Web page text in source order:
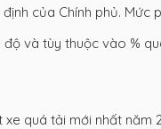
của Chính phủ. Mức
và tùy thuộc vào %
xe quá tải mới nhất năm